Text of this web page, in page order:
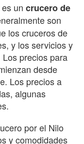
un crucero de
son
los cruceros de
y los servicios y
precios para
desde
Los precios a
algunas
por el Nilo
y comodidades